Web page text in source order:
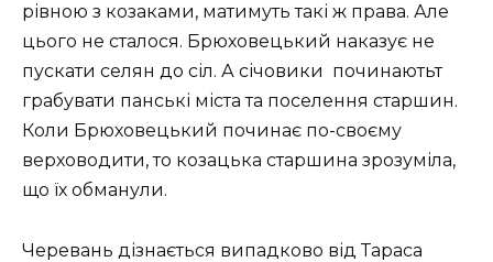
рівною з козаками, матимуть такі ж права. Але
цього не сталося. Брюховецький наказує не
пускати селян до сіл. А січовики починаютьт
грабувати панські міста та поселення старшин.
Коли Брюховецький починає по-своєму
верховодити, то козацька старшина зрозуміла,
що їх обманули.
Черевань дізнається випадково від Тараса